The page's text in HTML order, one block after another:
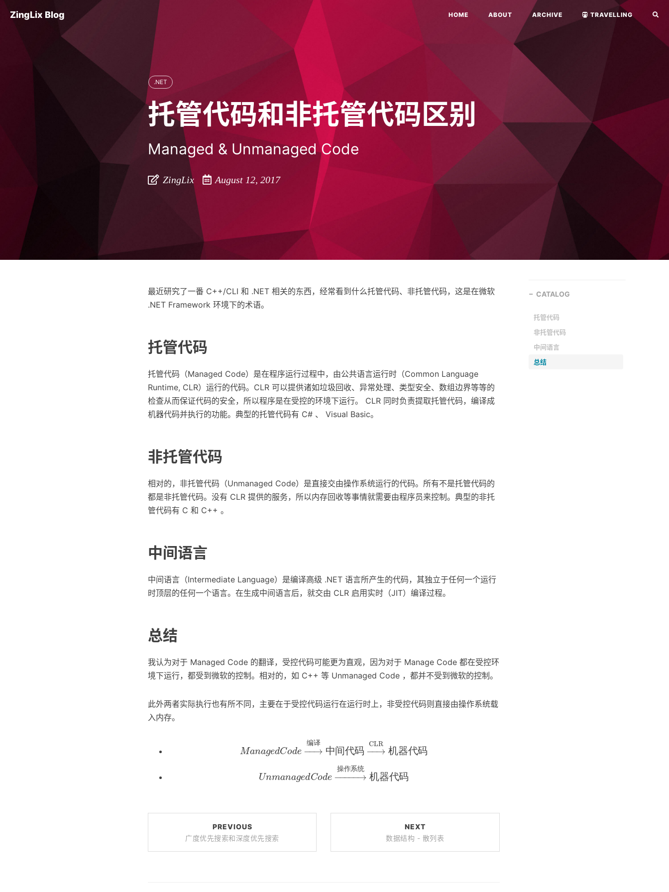
ZingLix Blog HOME ABOUT ARCHIVE TRAVELLING
.NET
托管代码和非托管代码区别
Managed & Unmanaged Code
ZingLix August 12, 2017
最近研究了一番 C++/CLI 和 .NET 相关的东西，经常看到什么托管代码、非托管代码，这是在微软
.NET Framework 环境下的术语。
托管代码
托管代码（Managed Code）是在程序运行过程中，由公共语言运行时（Common Language
Runtime, CLR）运行的代码。CLR 可以提供诸如垃圾回收、异常处理、类型安全、数组边界等等的
检查从而保证代码的安全，所以程序是在受控的环境下运行。 CLR 同时负责提取托管代码，编译成
机器代码并执行的功能。典型的托管代码有 C# 、 Visual Basic。
非托管代码
相对的，非托管代码（Unmanaged Code）是直接交由操作系统运行的代码。所有不是托管代码的
都是非托管代码。没有 CLR 提供的服务，所以内存回收等事情就需要由程序员来控制。典型的非托
管代码有 C 和 C++ 。
中间语言
中间语言（Intermediate Language）是编译高级 .NET 语言所产生的代码，其独立于任何一个运行
时顶层的任何一个语言。在生成中间语言后，就交由 CLR 启用实时（JIT）编译过程。
总结
我认为对于 Managed Code 的翻译，受控代码可能更为直观，因为对于 Manage Code 都在受控环
境下运行，都受到微软的控制。相对的，如 C++ 等 Unmanaged Code ，都并不受到微软的控制。
此外两者实际执行也有所不同，主要在于受控代码运行在运行时上，非受控代码则直接由操作系统载
入内存。
ManagedCode
编译
−−→ 中间代码
CLR
−−→ 机器代码
e→编 码→
UnmanagedCode
操作系统
−−−−−→ 机器代码
e→操作系统
PREVIOUS
广度优先搜索和深度优先搜索
NEXT
数据结构 - 散列表
CATALOG
托管代码
非托管代码
中间语言
总结